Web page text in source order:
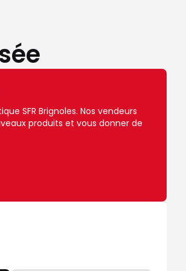
SFR Brignoles. Nos vendeurs
produits et vous donner de